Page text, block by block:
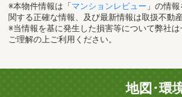
※本物件情報は「 マンションレビュー 」の情
関する正確な情報、及び最新情報は取扱不動
※当情報を基に発生した損害等について弊社
ご理解の上ご利用ください。
地図･環